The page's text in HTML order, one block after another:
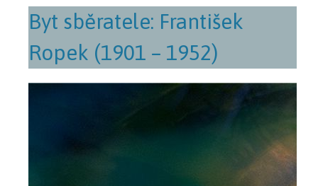
Byt sběratele: František
Ropek (1901 – 1952)